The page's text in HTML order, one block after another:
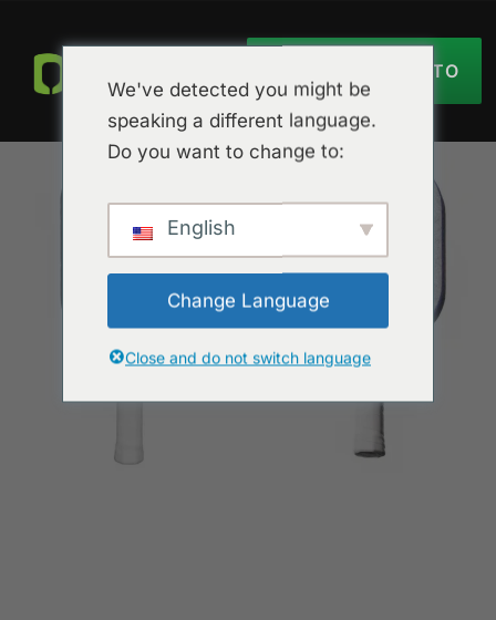
OBTER ORÇAMENTO
We've detected you might be
speaking a different language.
Do you want to change to:
English
Change Language
Close and do not switch language